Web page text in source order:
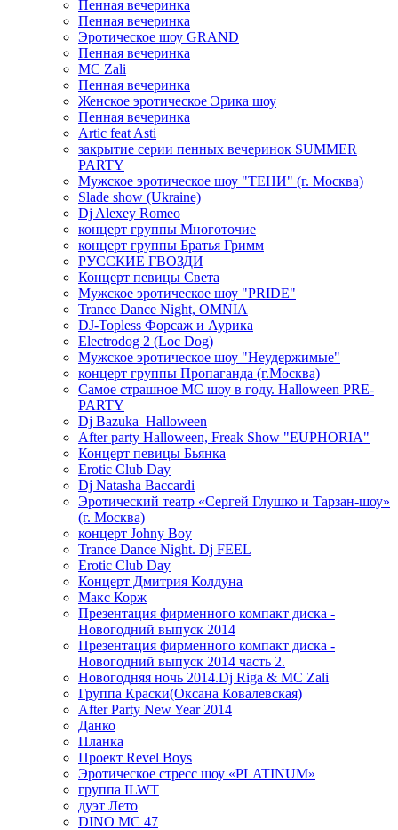
Пенная вечеринка
Пенная вечеринка
Эротическое шоу GRAND
Пенная вечеринка
MC Zali
Пенная вечеринка
Женское эротическое Эрика шоу
Пенная вечеринка
Artic feat Asti
закрытие серии пенных вечеринок SUMMER
PARTY
Мужское эротическое шоу "ТЕНИ" (г. Москва)
Slade show (Ukraine)
Dj Alexey Romeo
концерт группы Многоточие
концерт группы Братья Гримм
РУССКИЕ ГВОЗДИ
Концерт певицы Света
Мужское эротическое шоу "PRIDE"
Trance Dance Night, OMNIA
DJ-Topless Форсаж и Аурика
Electrodog 2 (Loc Dog)
Мужское эротическое шоу "Неудержимые"
концерт группы Пропаганда (г.Москва)
Самое страшное МС шоу в году. Halloween PRE-
PARTY
Dj Bazuka_Halloween
After party Halloween, Freak Show "EUPHORIA"
Концерт певицы Бьянка
Erotic Club Day
Dj Natasha Baccardi
Эротический театр «Сергей Глушко и Тарзан-шоу»
(г. Москва)
концерт Johny Boy
Trance Dance Night. Dj FEEL
Erotic Club Day
Концерт Дмитрия Колдуна
Макс Корж
Презентация фирменного компакт диска -
Новогодний выпуск 2014
Презентация фирменного компакт диска -
Новогодний выпуск 2014 часть 2.
Новогодняя ночь 2014.Dj Riga & MC Zali
Группа Краски(Оксана Ковалевская)
After Party New Year 2014
Данко
Планка
Проект Revel Boys
Эротическое стресс шоу «PLATINUM»
группа ILWT
дуэт Лето
DINO MC 47